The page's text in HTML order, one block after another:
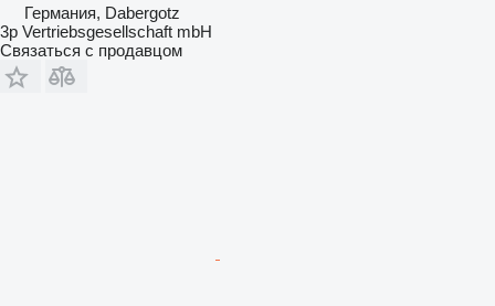
Германия, Dabergotz
3p Vertriebsgesellschaft mbH
Связаться с продавцом